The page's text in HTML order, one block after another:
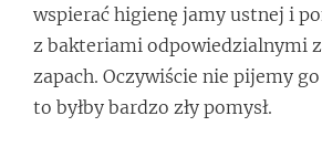
wspierać higienę jamy ustnej i
z bakteriami odpowiedzialnymi
zapach. Oczywiście nie pijemy
to byłby bardzo zły pomysł.